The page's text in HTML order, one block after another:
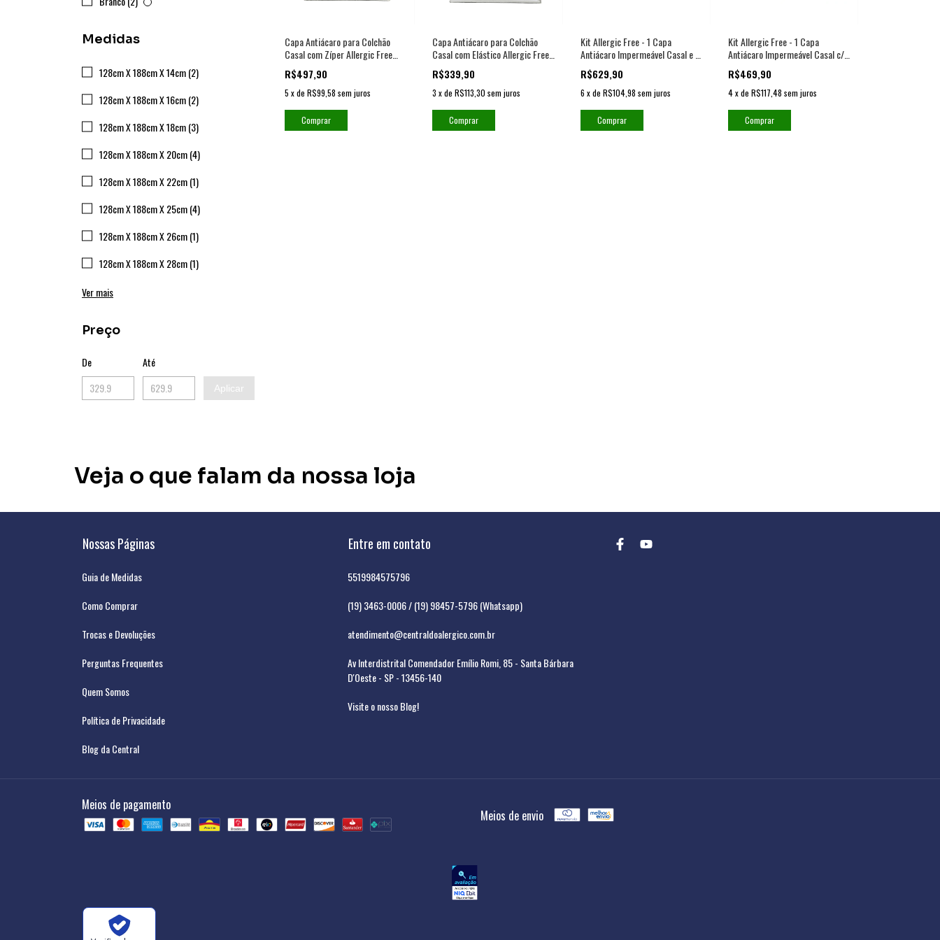
Medidas
128cm X 188cm X 14cm (2)
128cm X 188cm X 16cm (2)
128cm X 188cm X 18cm (3)
128cm X 188cm X 20cm (4)
128cm X 188cm X 22cm (1)
128cm X 188cm X 25cm (4)
128cm X 188cm X 26cm (1)
128cm X 188cm X 28cm (1)
Ver mais
Preço
De Até
Aplicar
Capa Antiácaro para Colchão
Casal com Zíper Allergic Free
Impermeável
R$497,90
5 xde R$99,58 sem juros
Comprar
Capa Antiácaro para Colchão
Casal com Elástico Allergic Free
Impermeável
R$339,90
3 xdeR$113,30 sem juros
Comprar
Kit Allergic Free - 1 Capa
Antiácaro Impermeável Casal e 2
Capas para Travesseiro
R$629,90
6 xde R$104,98 sem juros
Comprar
Kit Allergic Free - 1 Capa
Antiácaro Impermeável Casal c/
Elástico e 2 Capas para
Travesseiro
R$469,90
4xde R$117,48 sem juros
Comprar
Veja o que falam da nossa loja
Nossas Páginas
Guia de Medidas
Como Comprar
Trocas e Devoluções
Perguntas Frequentes
Quem Somos
Política de Privacidade
Blog da Central
Entre em contato
5519984575796
(19) 3463-0006 / (19) 98457-5796 (Whatsapp)
atendimento@centraldoalergico.com.br
Av Interdistrital Comendador Emílio Romi, 85 - Santa Bárbara
D'Oeste - SP - 13456-140
Visite o nosso Blog!
Meios de pagamento
Meios de envio